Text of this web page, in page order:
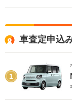
車査定申込
1